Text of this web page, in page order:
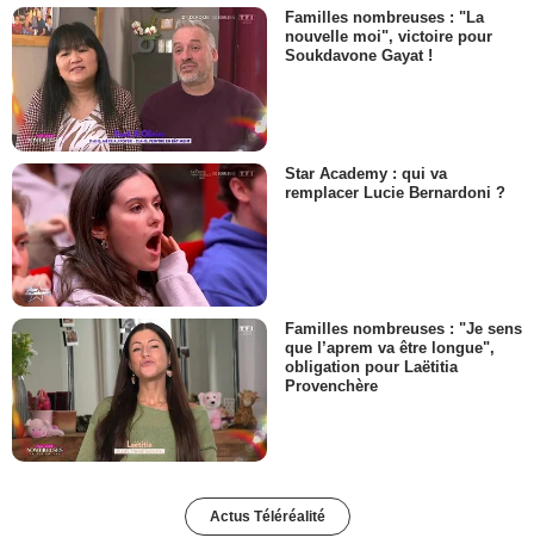
Familles nombreuses : "La
nouvelle moi", victoire pour
Soukdavone Gayat !
Star Academy : qui va
remplacer Lucie Bernardoni ?
Familles nombreuses : "Je sens
que l’aprem va être longue",
obligation pour Laëtitia
Provenchère
Actus Téléréalité